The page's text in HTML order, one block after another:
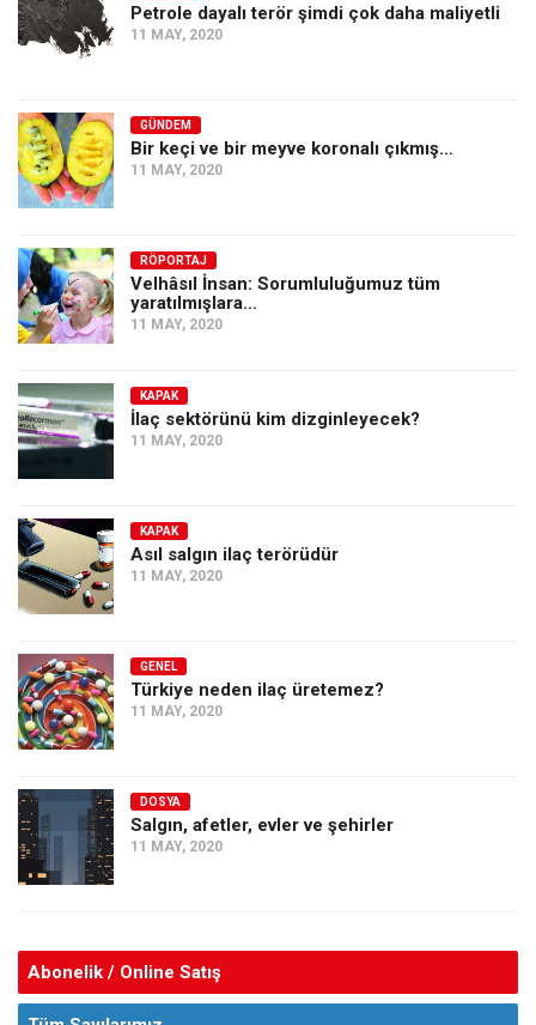
Siyaset
Dünya
Asya
Amerika
Avustralya
Tarih
Düşünce
Dosyalar
Petrole dayalı terör şimdi çok daha maliyetli
11 MAY, 2020
GÜNDEM
Bir keçi ve bir meyve koronalı çıkmış…
11 MAY, 2020
RÖPORTAJ
Velhâsıl İnsan: Sorumluluğumuz tüm
yaratılmışlara…
11 MAY, 2020
KAPAK
İlaç sektörünü kim dizginleyecek?
11 MAY, 2020
KAPAK
Asıl salgın ilaç terörüdür
11 MAY, 2020
GENEL
Türkiye neden ilaç üretemez?
11 MAY, 2020
DOSYA
Salgın, afetler, evler ve şehirler
11 MAY, 2020
Abonelik / Online Satış